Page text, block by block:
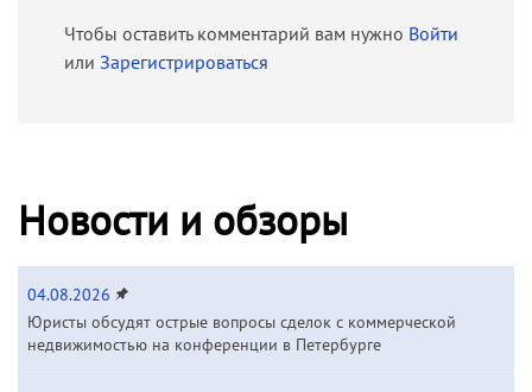
Чтобы оставить комментарий вам нужно Войти
или Зарегистрироваться
Новости и обзоры
04.08.2026
Юристы обсудят острые вопросы сделок с коммерческой
недвижимостью на конференции в Петербурге